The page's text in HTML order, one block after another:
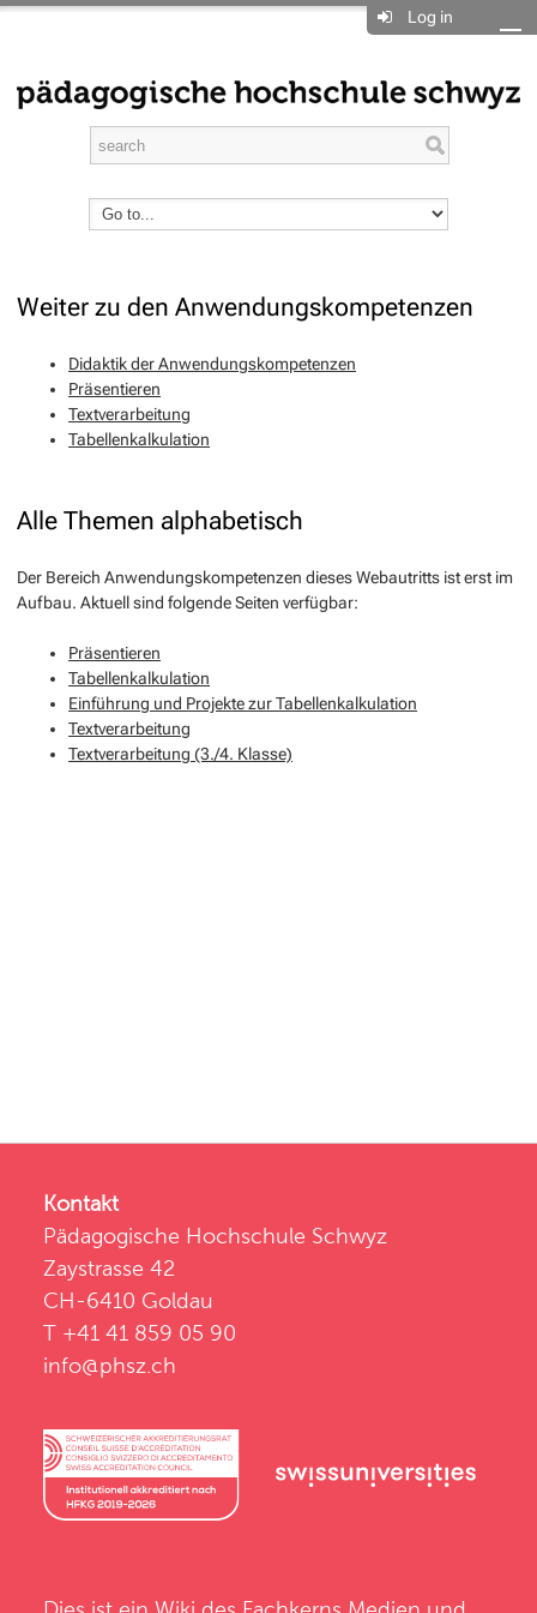
Log in
Weiter zu den Anwendungskompetenzen
Didaktik der Anwendungskompetenzen
Präsentieren
Textverarbeitung
Tabellenkalkulation
Alle Themen alphabetisch
Der Bereich Anwendungskompetenzen dieses Webautritts ist erst im
Aufbau. Aktuell sind folgende Seiten verfügbar:
Präsentieren
Tabellenkalkulation
Einführung und Projekte zur Tabellenkalkulation
Textverarbeitung
Textverarbeitung (3./4. Klasse)
Kontakt
Pädagogische Hochschule Schwyz
Zaystrasse 42
CH-6410 Goldau
T +41 41 859 05 90
info@phsz.ch